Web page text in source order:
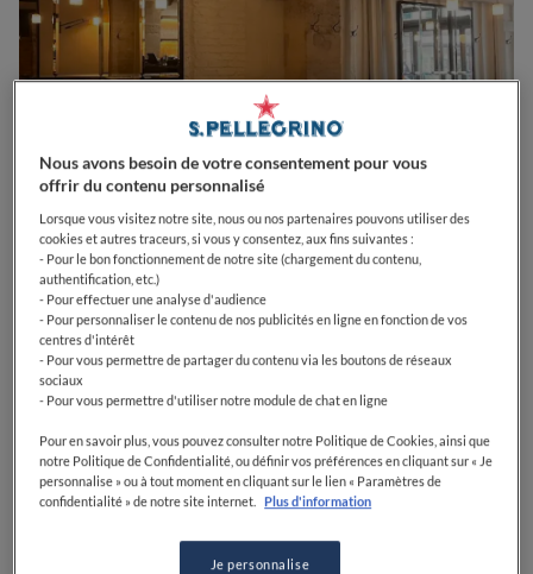
0 0 0 0 0
54 Rue de Seine75006ParisFrance
CLOSED OpensDimanche, 12:30-14:30, 19:00-22:30
VOIR HORAIRES D'OUVERTURE
PRIX
Nous avons besoin de votre consentement pour vous
offrir du contenu personnalisé
Lorsque vous visitez notre site, nous ou nos partenaires pouvons utiliser des
cookies et autres traceurs, si vous y consentez, aux fins suivantes :
- Pour le bon fonctionnement de notre site (chargement du contenu,
authentification, etc.)
- Pour effectuer une analyse d'audience
- Pour personnaliser le contenu de nos publicités en ligne en fonction de vos
centres d'intérêt
- Pour vous permettre de partager du contenu via les boutons de réseaux
sociaux
- Pour vous permettre d'utiliser notre module de chat en ligne
Pour en savoir plus, vous pouvez consulter notre Politique de Cookies, ainsi que
notre Politique de Confidentialité, ou définir vos préférences en cliquant sur « Je
personnalise » ou à tout moment en cliquant sur le lien « Paramètres de
confidentialité » de notre site internet.
Plus d'information
Je personnalise